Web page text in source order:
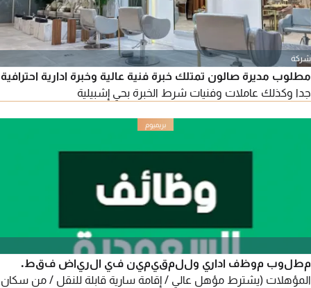
شركة
مطلوب مديرة صالون تمتلك خبرة فنية عالية وخبرة ادارية احترافية
جدا وكذلك عاملات وفنيات شرط الخبرة بحي إشبيلية
مطلوب موظف اداري وللمقيمين في الرياض فقط.
المؤهلات (يشترط مؤهل عالي / إقامة سارية قابلة للنقل / من سكان